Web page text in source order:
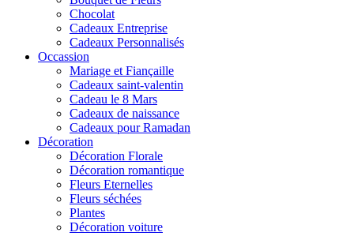
Chocolat
Cadeaux Entreprise
Cadeaux Personnalisés
Occassion
Mariage et Fiançaille
Cadeaux saint-valentin
Cadeau le 8 Mars
Cadeaux de naissance
Cadeaux pour Ramadan
Décoration
Décoration Florale
Décoration romantique
Fleurs Eternelles
Fleurs séchées
Plantes
Décoration voiture